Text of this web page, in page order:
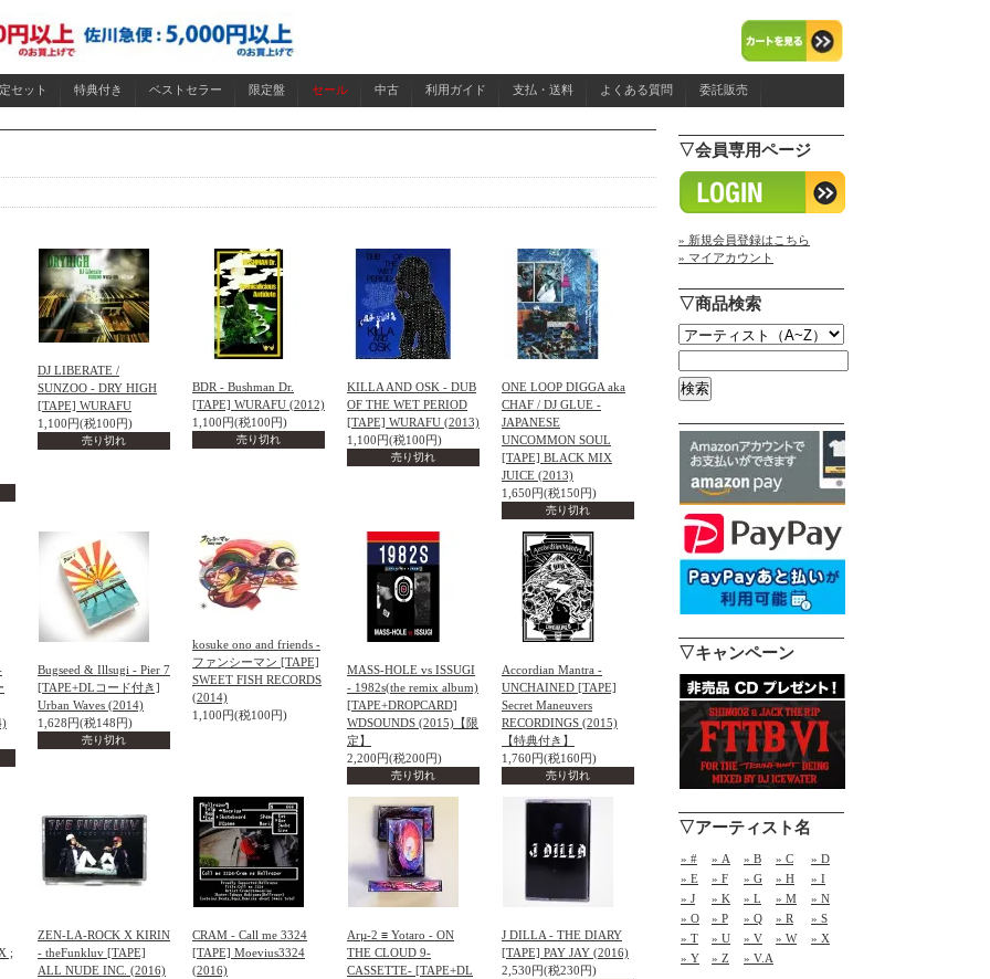
セット 特典付き ベストセラー 限定盤 セール 中古 利用ガイド 支払・送料 よくある質問 委託販売
DJ LIBERATE /
SUNZOO - DRY HIGH
[TAPE] WURAFU
1,100円(税100円)
売り切れ
BDR - Bushman Dr.
[TAPE] WURAFU (2012)
1,100円(税100円)
売り切れ
KILLA AND OSK - DUB
OF THE WET PERIOD
[TAPE] WURAFU (2013)
1,100円(税100円)
売り切れ
ONE LOOP DIGGA aka
CHAF / DJ GLUE -
JAPANESE
UNCOMMON SOUL
[TAPE] BLACK MIX
JUICE (2013)
1,650円(税150円)
売り切れ
Bugseed & Illsugi - Pier 7
[TAPE+DLコード付き]
Urban Waves (2014)
1,628円(税148円)
売り切れ
kosuke ono and friends -
ファンシーマン [TAPE]
SWEET FISH RECORDS
(2014)
1,100円(税100円)
MASS-HOLE vs ISSUGI
- 1982s(the remix album)
[TAPE+DROPCARD]
WDSOUNDS (2015)【限
定】
2,200円(税200円)
売り切れ
Accordian Mantra -
UNCHAINED [TAPE]
Secret Maneuvers
RECORDINGS (2015)
【特典付き】
1,760円(税160円)
売り切れ
;
ZEN-LA-ROCK X KIRIN
- theFunkluv [TAPE]
ALL NUDE INC. (2016)
CRAM - Call me 3324
[TAPE] Moevius3324
(2016)
Arµ-2 ≡ Yotaro - ON
THE CLOUD 9-
CASSETTE- [TAPE+DL
J DILLA - THE DIARY
[TAPE] PAY JAY (2016)
2,530円(税230円)
▽会員専用ページ
» 新規会員登録はこちら
» マイアカウント
▽商品検索
▽キャンペーン
▽アーティスト名
» # » A » B » C
» D
» E
» F » G » H
» I
» J
» K » L » M
» N
» O
» P » Q » R
» S
» T
» U » V » W
» X
» Y
» Z » V.A